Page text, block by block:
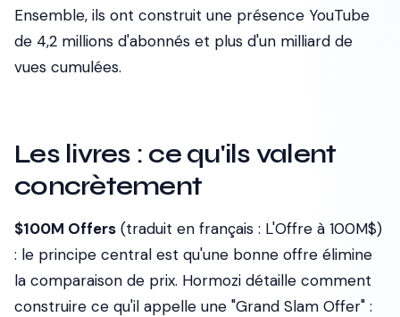
Ensemble, ils ont construit une présence YouTube
de 4,2 millions d'abonnés et plus d'un milliard de
vues cumulées.
Les livres : ce qu'ils valent
concrètement
$100M Offers (traduit en français : L'Offre à 100M$)
: le principe central est qu'une bonne offre élimine
la comparaison de prix. Hormozi détaille comment
construire ce qu'il appelle une "Grand Slam Offer" :